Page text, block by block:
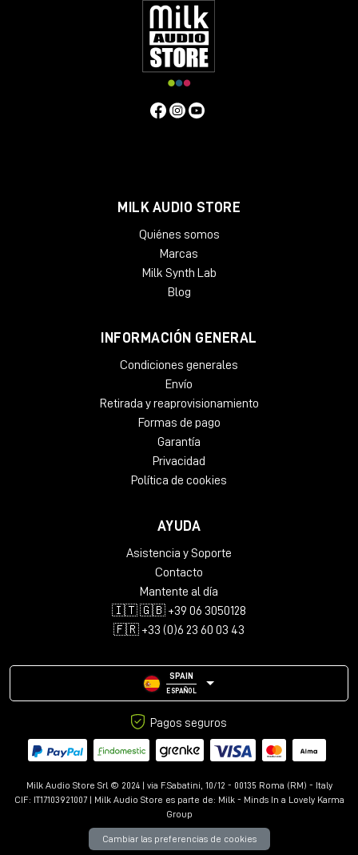
MILK AUDIO STORE
Quiénes somos
Marcas
Milk Synth Lab
Blog
INFORMACIÓN GENERAL
Condiciones generales
Envío
Retirada y reaprovisionamiento
Formas de pago
Garantía
Privacidad
Política de cookies
AYUDA
Asistencia y Soporte
Contacto
Mantente al día
🇮🇹 🇬🇧 +39 06 3050128
🇫🇷 +33 (0)6 23 60 03 43
SPAIN
ESPAÑOL
Pagos seguros
Milk Audio Store Srl © 2024 | via F.Sabatini, 10/12 - 00135 Roma (RM) - Italy
CIF: IT17103921007 | Milk Audio Store es parte de: Milk - Minds In a Lovely Karma
Group
Cambiar las preferencias de cookies